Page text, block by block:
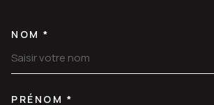
NOM *
PRÉNOM *